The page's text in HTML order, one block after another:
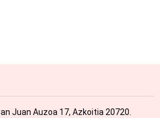
Juan Auzoa 17, Azkoitia 20720.